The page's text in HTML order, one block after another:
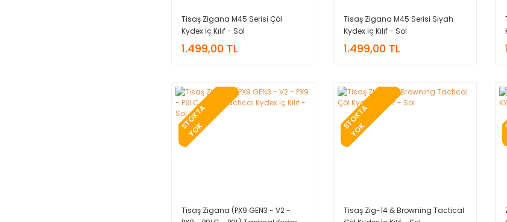
Tisaş Zigana M45 Serisi Çöl
Kydex İç Kılıf - Sol
1.499,00 TL
Tisaş Zigana M45 Serisi Siyah
Kydex İç Kılıf - Sol
1.499,00 TL
S
T
O
K
T
A
Y
O
K
Tisaş Zigana (PX9 GEN3 - V2 -
S
T
O
K
T
A
Y
O
K
Tisaş Zig-14 & Browning Tactical